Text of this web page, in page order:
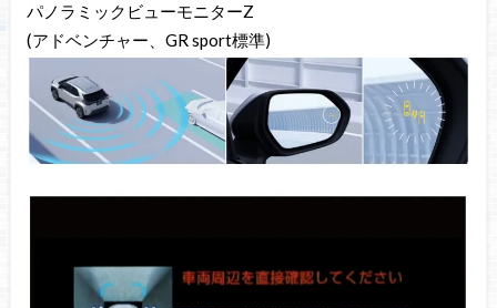
パノラミックビューモニターZ
(アドベンチャー、GR sport標準)